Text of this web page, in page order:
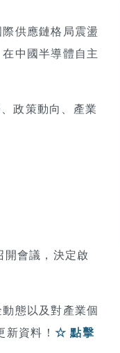
供應鏈格局震盪
中國半導體自主
政策動向、產業
會議，決定啟
態以及對產業個
資料！ ☆ 點擊